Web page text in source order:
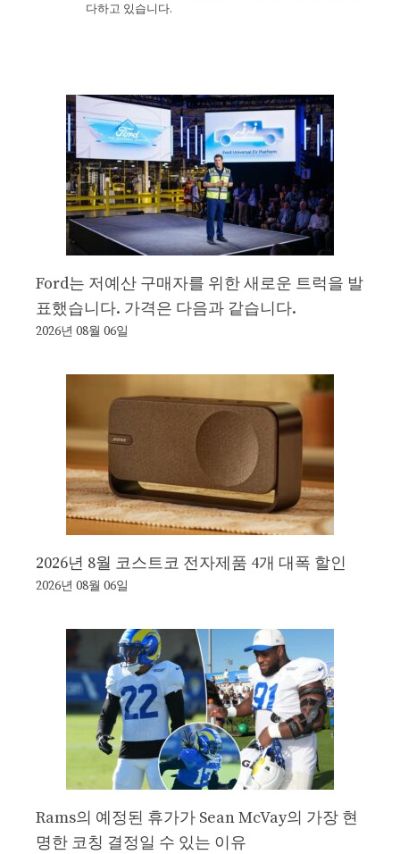
다하고 있습니다.
Ford는 저예산 구매자를 위한 새로운 트럭을 발
표했습니다. 가격은 다음과 같습니다.
2026년 08월 06일
2026년 8월 코스트코 전자제품 4개 대폭 할인
2026년 08월 06일
Rams의 예정된 휴가가 Sean McVay의 가장 현
명한 코칭 결정일 수 있는 이유